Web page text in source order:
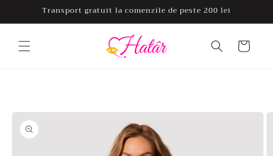
Salt laTransport gratuit la comenzile de peste 200 lei
Coș
produs